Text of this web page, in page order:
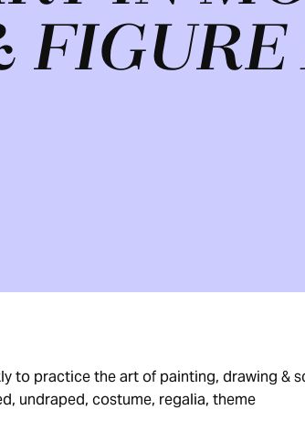
FIGURE
to practice the art of painting, drawing &
undraped, costume, regalia, theme